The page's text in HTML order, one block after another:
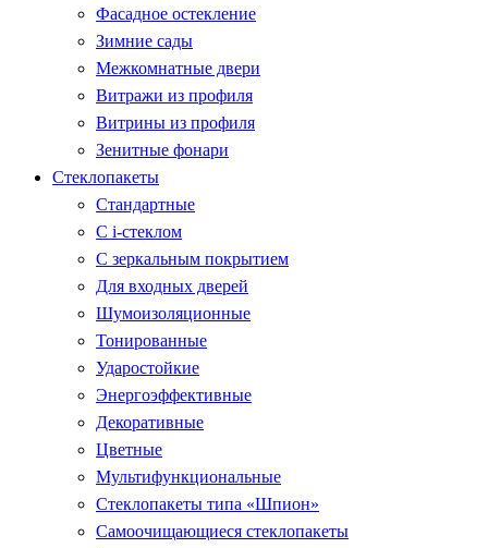
Фасадное остекление
Зимние сады
Межкомнатные двери
Витражи из профиля
Витрины из профиля
Зенитные фонари
Стеклопакеты
Стандартные
С i-стеклом
С зеркальным покрытием
Для входных дверей
Шумоизоляционные
Тонированные
Ударостойкие
Энергоэффективные
Декоративные
Цветные
Мультифункциональные
Стеклопакеты типа «Шпион»
Самоочищающиеся стеклопакеты